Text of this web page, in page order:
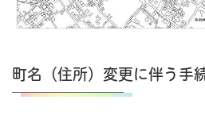
町名（住所）変更に伴う手